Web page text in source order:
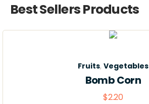
Best Sellers Products
Fruits, Vegetables
Bomb Corn
$2.20